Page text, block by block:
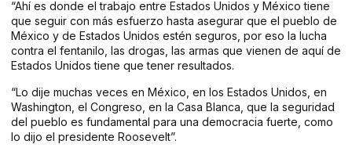
“Ahí es donde el trabajo entre Estados Unidos y México tiene
que seguir con más esfuerzo hasta asegurar que el pueblo de
México y de Estados Unidos estén seguros, por eso la lucha
contra el fentanilo, las drogas, las armas que vienen de aquí de
Estados Unidos tiene que tener resultados.
“Lo dije muchas veces en México, en los Estados Unidos, en
Washington, el Congreso, en la Casa Blanca, que la seguridad
del pueblo es fundamental para una democracia fuerte, como
lo dijo el presidente Roosevelt”.